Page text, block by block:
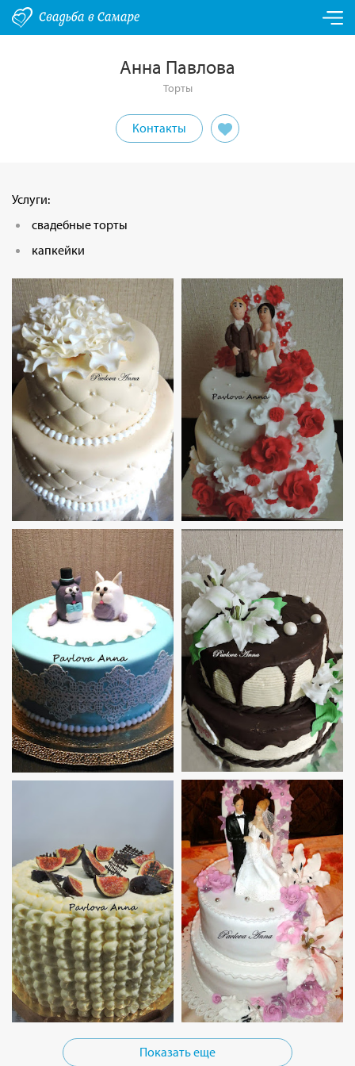
Анна Павлова
Торты
Контакты
Услуги:
свадебные торты
капкейки
Показать еще